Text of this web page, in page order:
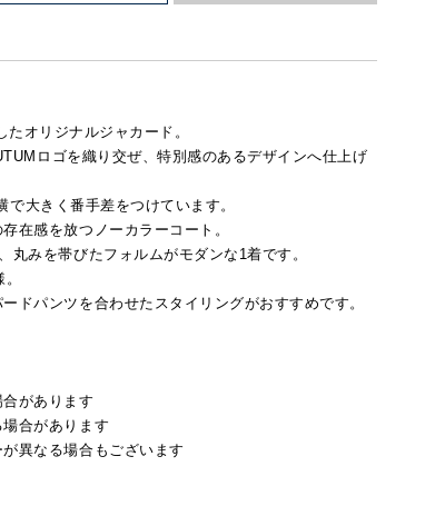
オリジナルジャカード。
ロゴを織り交ぜ、特別感のあるデザインへ仕上げ
大きく番手差をつけています。
在感を放つノーカラーコート。
丸みを帯びたフォルムがモダンな1着です。
ドパンツを合わせたスタイリングがおすすめです。
があります
合があります
異なる場合もございます